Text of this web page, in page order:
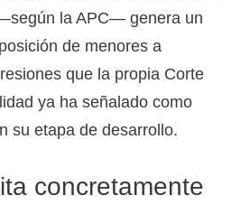
la APC— genera un
de menores a
que la propia Corte
ya ha señalado como
su etapa de desarrollo.
concretamente